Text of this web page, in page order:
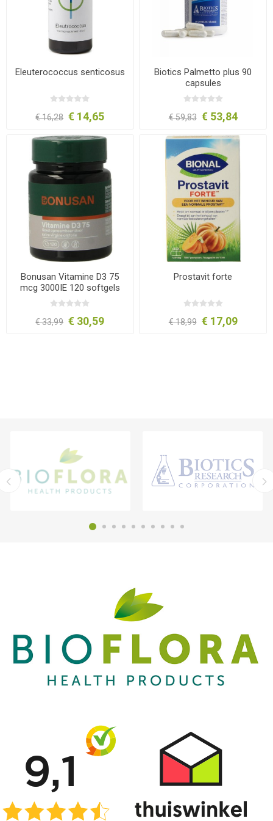
Eleuterococcus senticosus
€ 16,28 € 14,65
Biotics Palmetto plus 90
capsules
€ 59,83 € 53,84
Bonusan Vitamine D3 75
mcg 3000IE 120 softgels
€ 33,99 € 30,59
Prostavit forte
€ 18,99 € 17,09